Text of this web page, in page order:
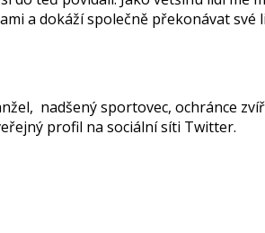
a dokáží společně překonávat
nadšený sportovec, ochránce
profil na sociální síti Twitter.